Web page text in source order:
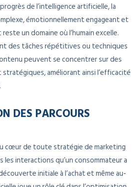
de l’intelligence artificielle, la
émotionnellement engageant et
un domaine où l’humain excelle.
des tâches répétitives ou techniques
peuvent se concentrer sur des
améliorant ainsi l’efficacité
DES PARCOURS
cœur de toute stratégie de marketing
interactions qu’un consommateur a
initiale à l’achat et même au-